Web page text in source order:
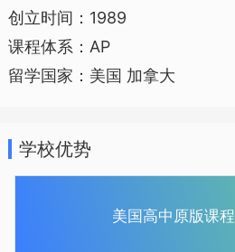
创立时间：1989
课程体系：AP
留学国家：美国 加拿大
学校优势
美国高中原版课程